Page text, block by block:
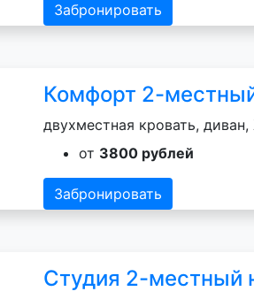
Забронировать
Комфорт 2-
двухместная кровать,
от 3800 рублей
Забронировать
Студия 2-местный